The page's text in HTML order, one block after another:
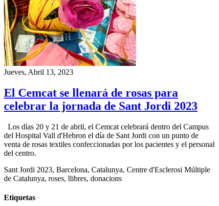
Jueves, Abril 13, 2023
El Cemcat se llenará de rosas para
celebrar la jornada de Sant Jordi 2023
Los días 20 y 21 de abril, el Cemcat celebrará dentro del Campus
del Hospital Vall d'Hebron el día de Sant Jordi con un punto de
venta de rosas textiles confeccionadas por los pacientes y el personal
del centro.
Sant Jordi 2023, Barcelona, Catalunya, Centre d'Esclerosi Múltiple
de Catalunya, roses, llibres, donacions
Etiquetas